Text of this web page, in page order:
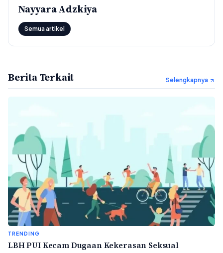
Nayyara Adzkiya
Semua artikel
Berita Terkait Selengkapnya
TRENDING
LBH PUI Kecam Dugaan Kekerasan Seksual